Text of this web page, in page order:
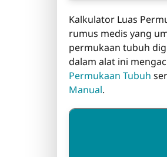
Kalkulator Luas
rumus medis yang
permukaan tubuh
dalam alat ini
Permukaan Tubuh
Manual.